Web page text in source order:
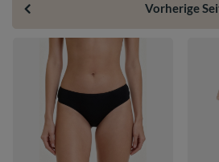
Vorherige